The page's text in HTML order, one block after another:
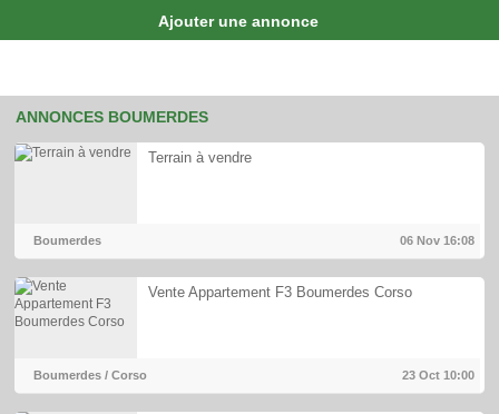
Ajouter une annonce
ANNONCES BOUMERDES
Terrain à vendre
Boumerdes 06 Nov16:08
Vente Appartement F3 Boumerdes Corso
Boumerdes / Corso 23 Oct10:00